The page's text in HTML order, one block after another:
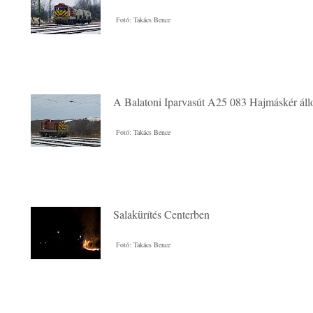
Fotó: Takács Bence
A Balatoni Iparvasút A25 083 Hajmáskér
Fotó: Takács Bence
Salakürítés Centerben
Fotó: Takács Bence